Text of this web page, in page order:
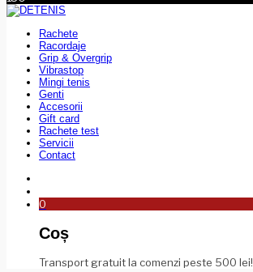
Rachete
Racordaje
Grip & Overgrip
Vibrastop
Mingi tenis
Genti
Accesorii
Gift card
Rachete test
Servicii
Contact
0
Coș
Transport gratuit la comenzi peste 500 lei!